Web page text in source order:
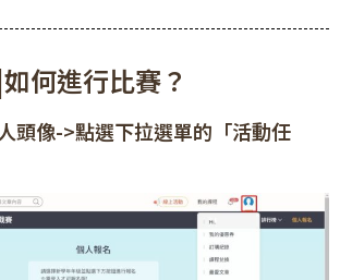
何進行比賽？
頭像->點選下拉選單的「活動任